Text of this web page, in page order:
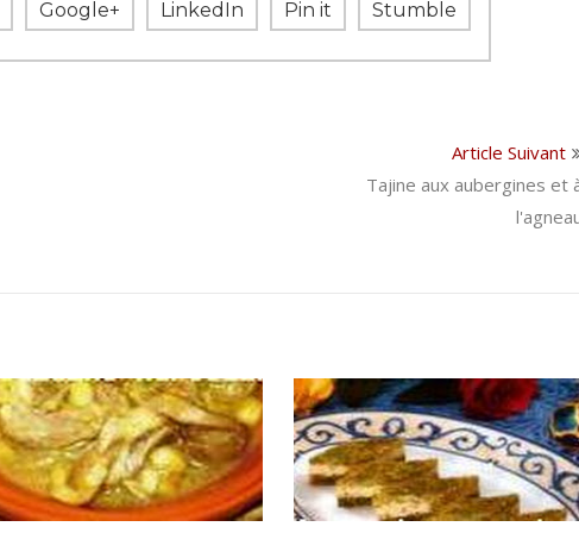
Google+ LinkedIn Pin it Stumble
Article Suivant
Tajine aux aubergines et